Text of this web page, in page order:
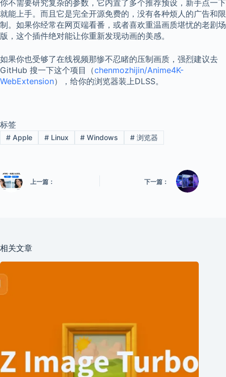
你不需要研究复杂的参数，它内置了多个推荐预设，新手点一下
就能上手。而且它是完全开源免费的，没有各种烦人的广告和限
制。如果你经常在网页端看番，或者喜欢重温画质堪忧的老剧场
版，这个插件绝对能让你重新发现动画的美感。
如果你也受够了在线视频那惨不忍睹的压制画质，强烈建议去
GitHub 搜一下这个项目（chenmozhijin/Anime4K-
WebExtension），给你的浏览器装上DLSS。
标签
#Apple #Linux # Windows # 浏览器
上一篇： 下一篇：
相关文章